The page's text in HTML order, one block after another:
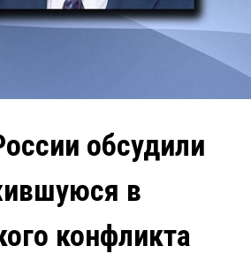
обсудили
в
конфликта